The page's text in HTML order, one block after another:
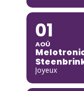
01
AOÛ
Joyeux